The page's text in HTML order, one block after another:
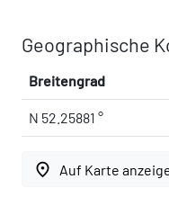
Geographische
Breitengrad
N 52.25881 °
place Auf Karte